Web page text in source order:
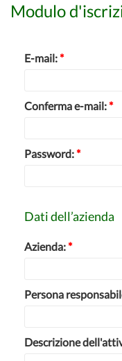
Modulo
E-mail:*
Conferma e-mail:*
Password:*
Dati dell’azienda
Azienda:*
Persona
Descrizione